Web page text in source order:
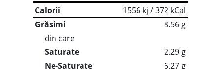
Calorii
1556 kj / 372 kCal
Grăsimi
8.56 g
din care
Saturate
2.29 g
Ne-Saturate
6.27 g